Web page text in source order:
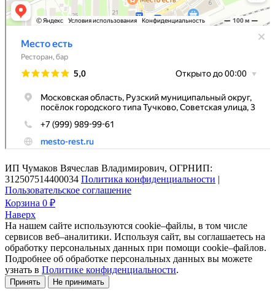
ИП Чумаков Вячеслав Владимирович, ОГРНИП:
312507514400034 Политика конфиденциальности |
Пользовательское соглашение
Корзина 0 ₽
Наверх
На нашем сайте используются cookie–файлы, в том числе
сервисов веб–аналитики. Используя сайт, вы соглашаетесь на
обработку персональных данных при помощи cookie–файлов.
Подробнее об обработке персональных данных вы можете
узнать в Политике конфиденциальности.
Принять Не принимать